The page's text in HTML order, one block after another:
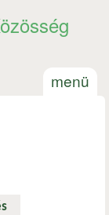
menü
(aktív fül)